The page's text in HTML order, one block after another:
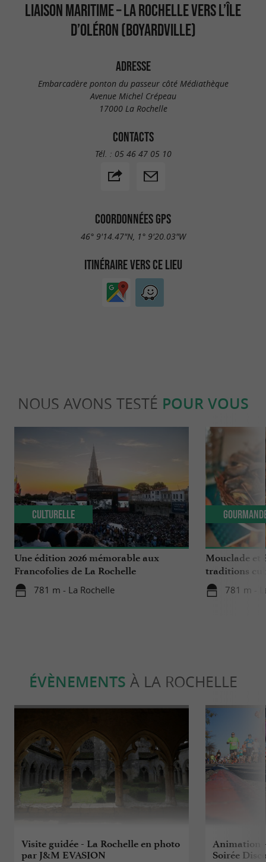
LIAISON MARITIME – LA ROCHELLE VERS L’ÎLE
D’OLÉRON (BOYARDVILLE)
ADRESSE
Embarcadère ponton du passeur côté Médiathèque
Avenue Michel Crépeau
17000 La Rochelle
CONTACTS
Tél. : 05 46 47 05 10
COORDONNÉES GPS
46° 9'14.47"N, 1° 9'20.03"W
ITINÉRAIRE VERS CE LIEU
NOUS AVONS TESTÉ POUR VOUS
Une édition 2026 mémorable aux
Francofolies de La Rochelle
781 m - La Rochelle
Culturelle
Mouclade et
traditions
en
781 m -
ÉVÈNEMENTS À LA ROCHELLE
Visite guidée - La Rochelle en photo
par J&M EVASION
Animation
Soirée